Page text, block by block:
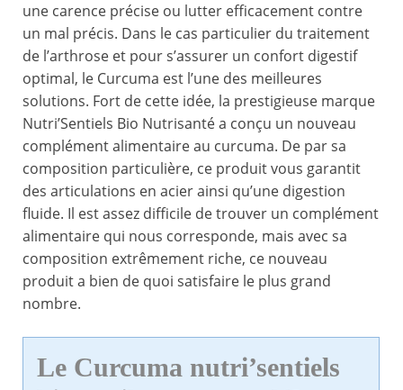
une carence précise ou lutter efficacement contre
un mal précis. Dans le cas particulier du traitement
de l’arthrose et pour s’assurer un confort digestif
optimal, le Curcuma est l’une des meilleures
solutions. Fort de cette idée, la prestigieuse marque
Nutri’Sentiels Bio Nutrisanté a conçu un nouveau
complément alimentaire au curcuma. De par sa
composition particulière, ce produit vous garantit
des articulations en acier ainsi qu’une digestion
fluide. Il est assez difficile de trouver un complément
alimentaire qui nous corresponde, mais avec sa
composition extrêmement riche, ce nouveau
produit a bien de quoi satisfaire le plus grand
nombre.
Le Curcuma nutri’sentiels